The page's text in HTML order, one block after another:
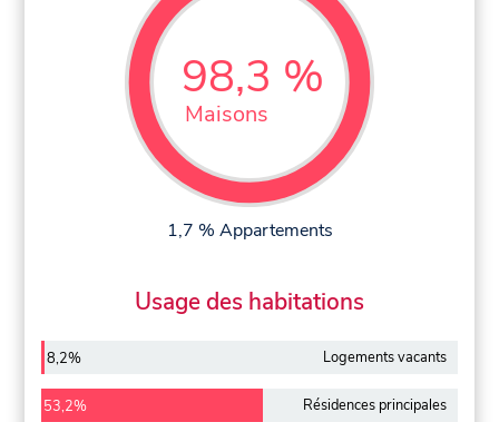
98,3 %
Maisons
1,7 % Appartements
Usage des habitations
8,2% Logements vacants
53,2% Résidences principales